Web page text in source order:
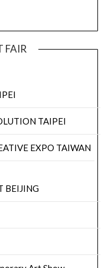
FAIR
TAIPEI
EXPO TAIWAN
BEIJING